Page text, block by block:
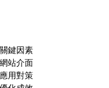
鍵因素
站介面
用對策